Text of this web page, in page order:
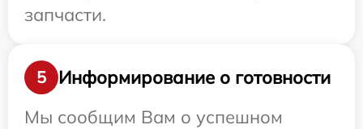
запчасти.
5
Информирование о готовности
Мы сообщим Вам о успешном